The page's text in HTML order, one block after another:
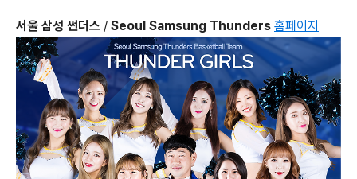
서울 삼성 썬더스 / Seoul Samsung Thunders 홈페이지